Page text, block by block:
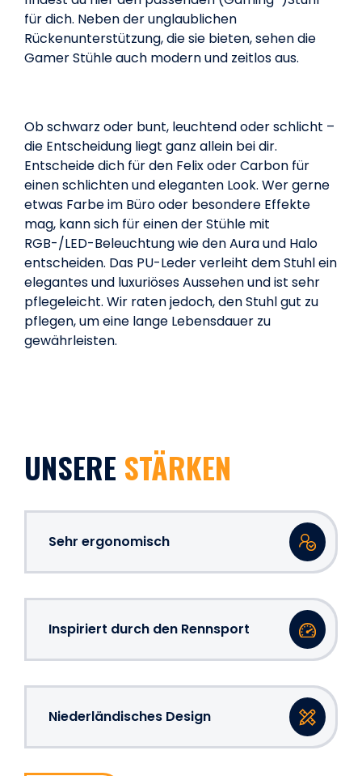
für dich. Neben der unglaublichen
Rückenunterstützung, die sie bieten, sehen die
Gamer Stühle auch modern und zeitlos aus.
Ob schwarz oder bunt, leuchtend oder schlicht –
die Entscheidung liegt ganz allein bei dir.
Entscheide dich für den Felix oder Carbon für
einen schlichten und eleganten Look. Wer gerne
etwas Farbe im Büro oder besondere Effekte
mag, kann sich für einen der Stühle mit
RGB-/LED-Beleuchtung wie den Aura und Halo
entscheiden. Das PU-Leder verleiht dem Stuhl ein
elegantes und luxuriöses Aussehen und ist sehr
pflegeleicht. Wir raten jedoch, den Stuhl gut zu
pflegen, um eine lange Lebensdauer zu
gewährleisten.
UNSERE STÄRKEN
Sehr ergonomisch
Inspiriert durch den Rennsport
Niederländisches Design